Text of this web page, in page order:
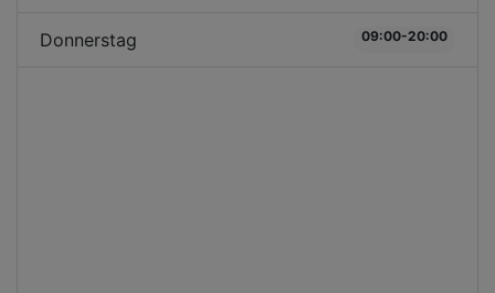
Donnerstag 09:00-20:00